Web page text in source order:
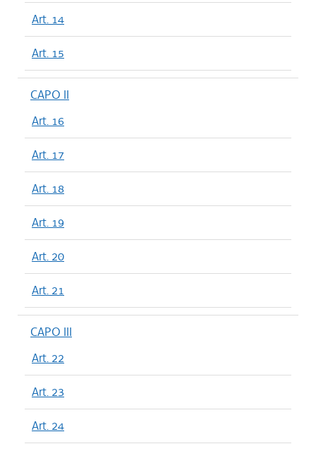
Art. 14
Art. 15
CAPO II
Art. 16
Art. 17
Art. 18
Art. 19
Art. 20
Art. 21
CAPO III
Art. 22
Art. 23
Art. 24